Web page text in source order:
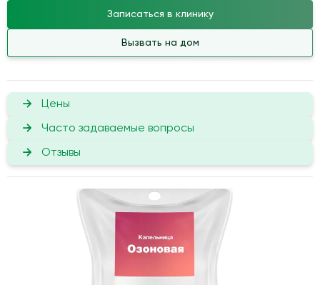
Записаться в клинику
Вызвать на дом
Цены
Часто задаваемые вопросы
Отзывы